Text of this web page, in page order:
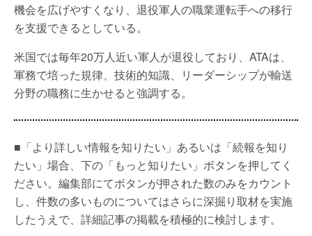
機会を広げやすくなり、退役軍人の職業運転手への移行
を支援できるとしている。
米国では毎年20万人近い軍人が退役しており、ATAは、
軍務で培った規律、技術的知識、リーダーシップが輸送
分野の職務に生かせると強調する。
■「より詳しい情報を知りたい」あるいは「続報を知り
たい」場合、下の「もっと知りたい」ボタンを押してく
ださい。編集部にてボタンが押された数のみをカウント
し、件数の多いものについてはさらに深掘り取材を実施
したうえで、詳細記事の掲載を積極的に検討します。